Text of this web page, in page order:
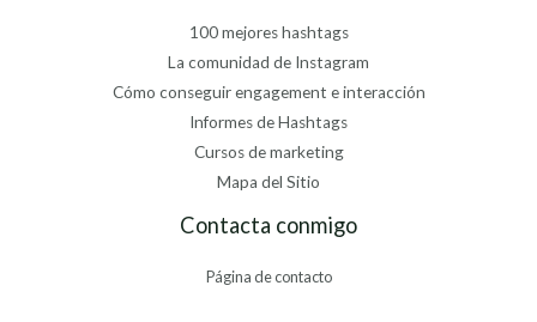
100 mejores hashtags
La comunidad de Instagram
Cómo conseguir engagement e interacción
Informes de Hashtags
Cursos de marketing
Mapa del Sitio
Contacta conmigo
Página de contacto